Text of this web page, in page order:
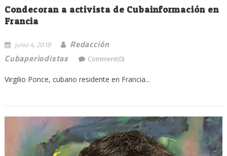
Condecoran a activista de Cubainformación en
Francia
junio 4, 2018
Redacción
Cubaperiodistas
Comment(0)
Virgilio Ponce, cubano residente en Francia...